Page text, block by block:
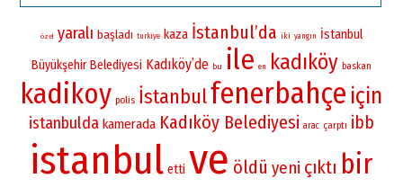
özel yaralı başladı turkiye kaza İstanbul’da iki yangın İstanbul
Büyükşehir Belediyesi Kadıköy’de bu ile en kadıköy baskan
kadikoy polis İstanbulfenerbahçe için
istanbulda kamerada Kadıköy Belediyesi arac çarptı ibb
istanbul etti ve öldü yeni çıktı bir